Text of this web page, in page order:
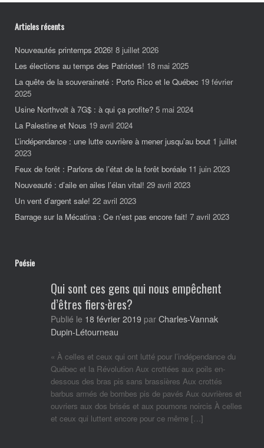
Articles récents
Nouveautés printemps 2026! 8 juillet 2026
Les élections au temps des Patriotes! 18 mai 2025
La quête de la souveraineté : Porto Rico et le Québec 19 février
2025
Usine Northvolt à 7G$ : à qui ça profite? 5 mai 2024
La Palestine et Nous 19 avril 2024
L’indépendance : une lutte ouvrière à mener jusqu’au bout 1 juillet
2023
Feux de forêt : Parlons de l’état de la forêt boréale 11 juin 2023
Nouveauté : d’aile en ailes l’élan vital! 29 avril 2023
Un vent d’argent sale! 22 avril 2023
Barrage sur la Mécatina : Ce n’est pas encore fait! 7 avril 2023
Poésie
Qui sont ces gens qui nous empêchent
d’êtres fiers·ères?
Publié le 18 février 2019 par Charles-Vannak
Dupin-Létourneau
« À celles et ceux qui ont lutté pour l’indépendance du
Québec et la Révolution Aux crottées aux poils en-
dessous des bras pis sans brassières Aux crottés
barbus armés de bombes pis de pavés Aux ouvrières et
ouvriers aux dos brisés et aux poumons noircis À celles
et ceux qui luttent encore pour ce même […]